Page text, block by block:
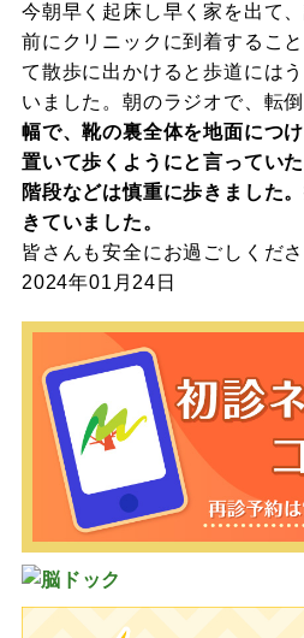
今朝早く起床し早く家を出て
前にクリニックに到着するこ
て散歩に出かけると歩道には
いました。朝のラジオで、転
幅で、靴の裏全体を地面につ
置いて歩くようにと言ってい
階段などは慎重に歩きました
きていました。
皆さんも安全にお過ごしくださ
2024年01月24日